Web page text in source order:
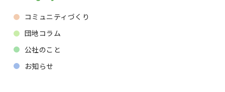
コミュニティづくり
団地コラム
公社のこと
お知らせ